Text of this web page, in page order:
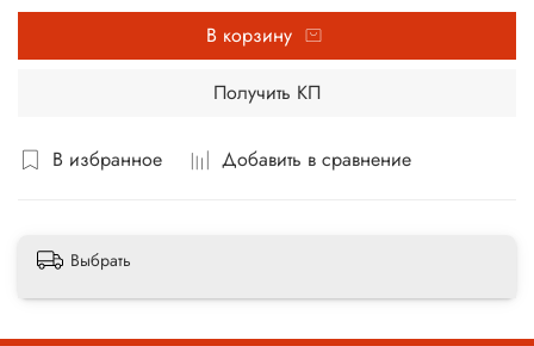
В избранное Добавить в сравнение
В корзину
Получить КП
Выбрать